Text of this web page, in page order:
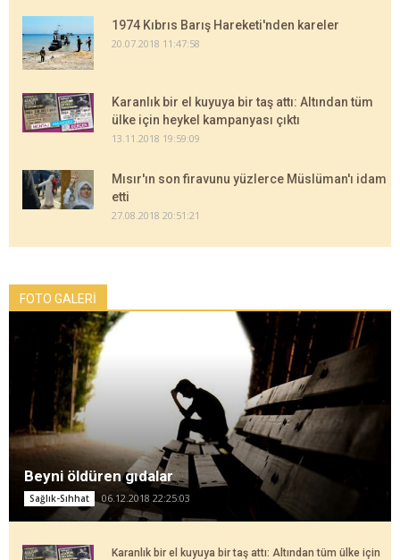
1974 Kıbrıs Barış Hareketi'nden kareler
20.07.2018 11:47:58
Karanlık bir el kuyuya bir taş attı: Altından tüm
ülke için heykel kampanyası çıktı
13.11.2018 19:59:09
Mısır'ın son firavunu yüzlerce Müslüman'ı idam
etti
27.08.2018 20:51:21
FOTO GALERİ
Beyni öldüren gıdalar
Sağlık-Sıhhat 06.12.2018 22:25:03
Karanlık bir el kuyuya bir taş attı: Altından tüm ülke için